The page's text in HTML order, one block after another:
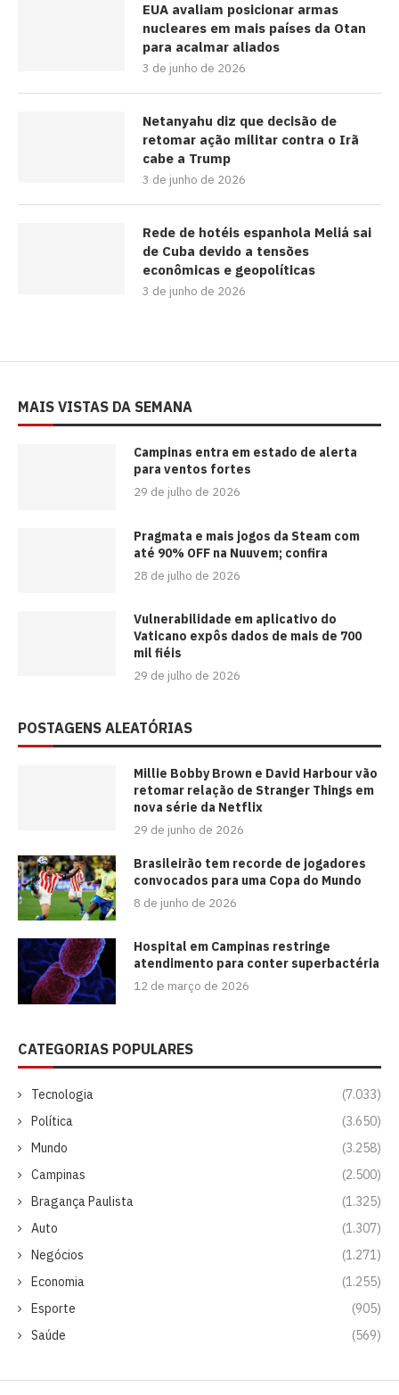
EUA avaliam posicionar armas
nucleares em mais países da Otan
para acalmar aliados
3 de junho de 2026
Netanyahu diz que decisão de
retomar ação militar contra o Irã
cabe a Trump
3 de junho de 2026
Rede de hotéis espanhola Meliá sai
de Cuba devido a tensões
econômicas e geopolíticas
3 de junho de 2026
MAIS VISTAS DA SEMANA
Campinas entra em estado de alerta
para ventos fortes
29 de julho de 2026
Pragmata e mais jogos da Steam com
até 90% OFF na Nuuvem; confira
28 de julho de 2026
Vulnerabilidade em aplicativo do
Vaticano expôs dados de mais de 700
mil fiéis
29 de julho de 2026
POSTAGENS ALEATÓRIAS
Millie Bobby Brown e David Harbour vão
retomar relação de Stranger Things em
nova série da Netflix
29 de junho de 2026
Brasileirão tem recorde de jogadores
convocados para uma Copa do Mundo
8 de junho de 2026
Hospital em Campinas restringe
atendimento para conter superbactéria
12 de março de 2026
CATEGORIAS POPULARES
Tecnologia
(7.033)
Política
(3.650)
Mundo
(3.258)
Campinas
(2.500)
Bragança Paulista
(1.325)
Auto
(1.307)
Negócios
(1.271)
Economia
(1.255)
Esporte
(905)
Saúde
(569)